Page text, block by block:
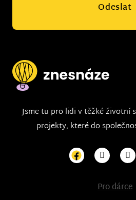
Odeslat
Jsme tu pro lidi v těžké životní
projekty, které do
Pro dárce